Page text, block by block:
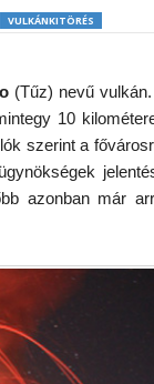
VULKÁNKITÖRÉS
(Tűz) nevű vulkán.
10
szerint a
azonban már